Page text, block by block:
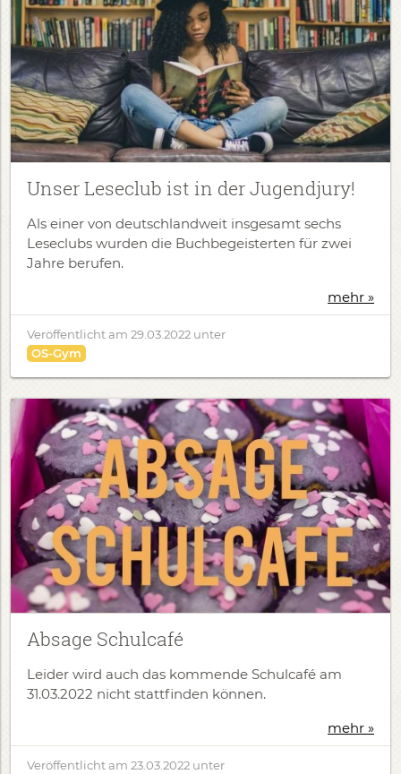
Unser Leseclub ist in der Jugendjury!
Als einer von deutschlandweit insgesamt sechs
Leseclubs wurden die Buchbegeisterten für zwei
Jahre berufen.
mehr »
Veröffentlicht am 29.03.2022 unter
OS-Gym
Absage Schulcafé
Leider wird auch das kommende Schulcafé am
31.03.2022 nicht stattfinden können.
mehr »
Veröffentlicht am 23.03.2022 unter